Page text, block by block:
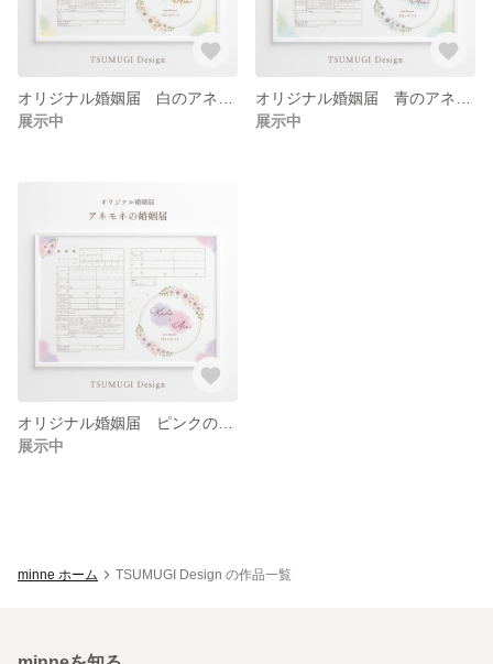
展示中
展示中
展示中
minne ホーム TSUMUGI Design の作品一覧